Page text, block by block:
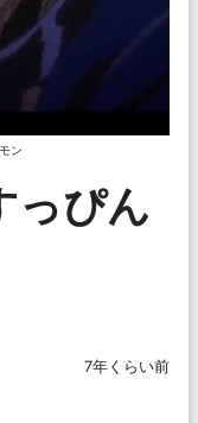
ン
っぴん
7年くらい前